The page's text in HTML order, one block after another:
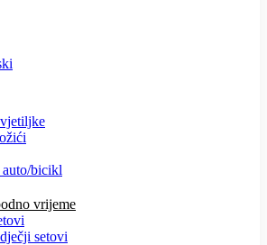
auto/bicikl
vrijeme
setovi